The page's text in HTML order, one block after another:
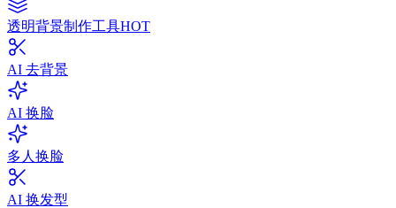
透明背景制作工具HOT
AI 去背景
AI 换脸
多人换脸
AI 换发型